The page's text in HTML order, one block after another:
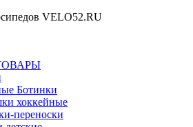
VELO52.RU
Ботинки
хоккейные
переноски